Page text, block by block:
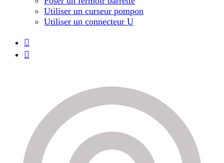
Utiliser un curseur pompon
Utiliser un connecteur U